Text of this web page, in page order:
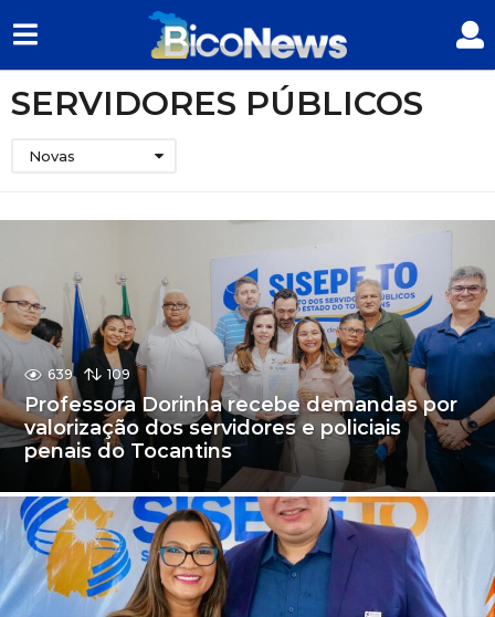
SERVIDORES PÚBLICOS
Novas
639 109
Professora Dorinha recebe demandas por
valorização dos servidores e policiais
penais do Tocantins